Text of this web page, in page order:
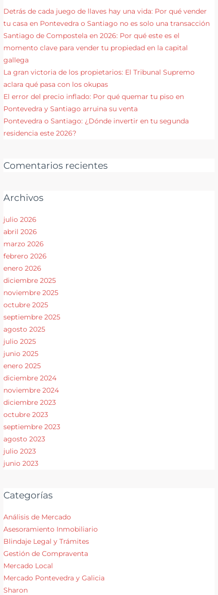
Detrás de cada juego de llaves hay una vida: Por qué vender
tu casa en Pontevedra o Santiago no es solo una transacción
Santiago de Compostela en 2026: Por qué este es el
momento clave para vender tu propiedad en la capital
gallega
La gran victoria de los propietarios: El Tribunal Supremo
aclara qué pasa con los okupas
El error del precio inflado: Por qué quemar tu piso en
Pontevedra y Santiago arruina su venta
Pontevedra o Santiago: ¿Dónde invertir en tu segunda
residencia este 2026?
Comentarios recientes
Archivos
julio 2026
abril 2026
marzo 2026
febrero 2026
enero 2026
diciembre 2025
noviembre 2025
octubre 2025
septiembre 2025
agosto 2025
julio 2025
junio 2025
enero 2025
diciembre 2024
noviembre 2024
diciembre 2023
octubre 2023
septiembre 2023
agosto 2023
julio 2023
junio 2023
Categorías
Análisis de Mercado
Asesoramiento Inmobiliario
Blindaje Legal y Trámites
Gestión de Compraventa
Mercado Local
Mercado Pontevedra y Galicia
Sharon